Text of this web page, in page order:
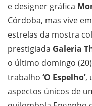
e designer gráfica
Córdoba, mas vive
estrelas da mostra
prestigiada Galeria
o último domingo
trabalho ‘O Espelho’,
aspectos únicos de